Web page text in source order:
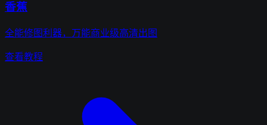
香蕉
全能修图利器，万能商业级高清出图
查看教程